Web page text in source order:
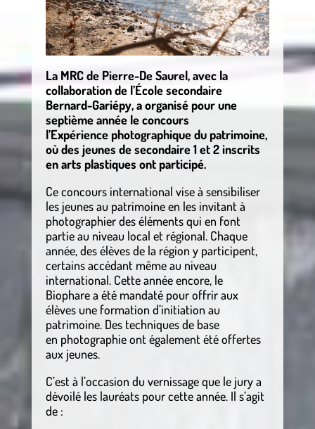
La MRC de Pierre-De Saurel, avec la
collaboration de l’École secondaire
Bernard-Gariépy, a organisé pour une
septième année le concours
l’Expérience photographique du patrimoine,
où des jeunes de secondaire 1 et 2 inscrits
en arts plastiques ont participé.
Ce concours international vise à sensibiliser
les jeunes au patrimoine en les invitant à
photographier des éléments qui en font
partie au niveau local et régional. Chaque
année, des élèves de la région y participent,
certains accédant même au niveau
international. Cette année encore, le
Biophare a été mandaté pour offrir aux
élèves une formation d’initiation au
patrimoine. Des techniques de base
en photographie ont également été offertes
aux jeunes.
C’est à l’occasion du vernissage que le jury a
dévoilé les lauréats pour cette année. Il s’agit
de :